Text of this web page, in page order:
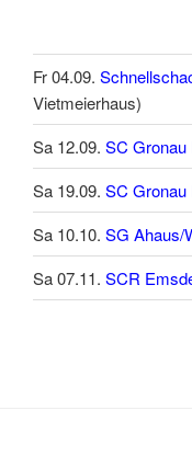
Fr 04.09.
Vietmeierhaus)
Sa 12.09. SC Gronau
Sa 19.09. SC Gronau
Sa 10.10. SG Ahaus/
Sa 07.11. SCR